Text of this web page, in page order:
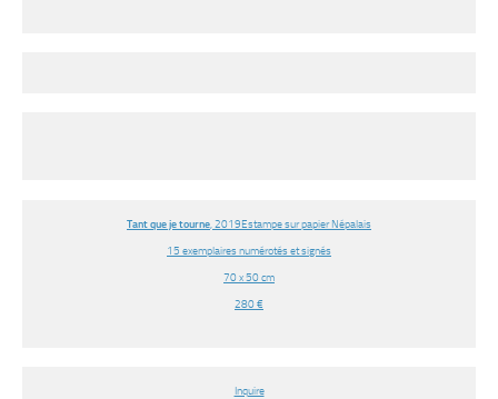
Tant que je tourne, 2019Estampe sur papier Népalais
15 exemplaires numérotés et signés
70 x 50 cm
280 €
Inquire